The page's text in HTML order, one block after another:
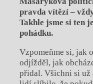
pravda vítězí –
Takhle jsme si ten
pohádku.
Vzpomeňme si, jak
odjížděl, jak
přidal. Všichni si už